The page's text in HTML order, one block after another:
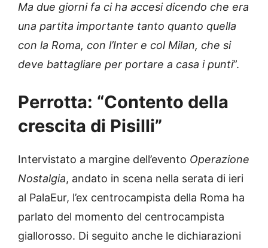
Ma due giorni fa ci ha accesi dicendo che era
una partita importante tanto quanto quella
con la Roma, con l’Inter e col Milan, che si
deve battagliare per portare a casa i punti”.
Perrotta: “Contento della
crescita di Pisilli”
Intervistato a margine dell’evento Operazione
Nostalgia, andato in scena nella serata di ieri
al PalaEur, l’ex centrocampista della Roma ha
parlato del momento del centrocampista
giallorosso. Di seguito anche le dichiarazioni